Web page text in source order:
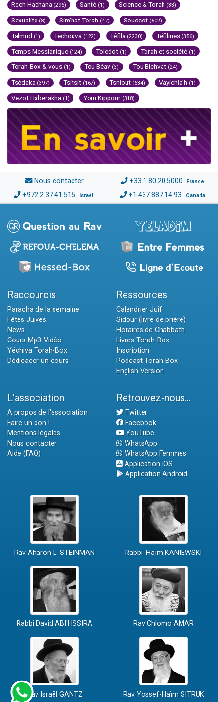
Roch Hachana (296) Santé (1) Science & Torah (33)
Sexualité (8) Sim'hat Torah (47) Souccot (502)
Talmud (1) Techouva (122) Téfila (2230) Téfilines (356)
Temps Messianique (124) Toledot (1) Torah et société (1)
Torah-Box & vous (1) Tou Béav (3) Tou Bichvat (24)
Tsédaka (397) Tsitsit (167) Tsniout (634) Vayichla'h (1)
Vézot Haberakha (1) Yom Kippour (318)
Nous contacter +33.1.80.20.5000 France
+972.2.37.41.515 Israël +1.437.887.14.93 Canada
Raccourcis
Paracha de la semaine
Fêtes Juives
News
Cours Mp3-Vidéo
Yéchiva Torah-Box
Dédicacer un cours
Ressources
Calendrier Juif
Sidour (livre de prière)
Horaires de Chabbath
Livres Torah-Box
Inscription
Podcast Torah-Box
English Version
L'association
A propos de l'association
Faire un don !
Mentions légales
Nous contacter
Aide (FAQ)
Retrouvez-nous...
Twitter
Facebook
YouTube
WhatsApp
WhatsApp Femmes
Application iOS
Application Android
Rav Aharon L. STEINMAN Rabbi 'Haïm KANIEWSKI
Rabbi David ABI'HSSIRA Rav Chlomo AMAR
Rav Israël GANTZ Rav Yossef-Haïm SITRUK